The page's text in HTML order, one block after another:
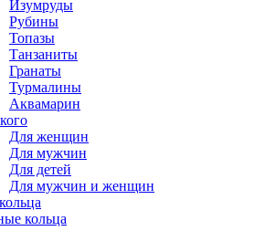
Изумруды
Рубины
Топазы
Танзаниты
Гранаты
Турмалины
Аквамарин
Для женщин
Для мужчин
Для детей
Для мужчин и женщин
кольца